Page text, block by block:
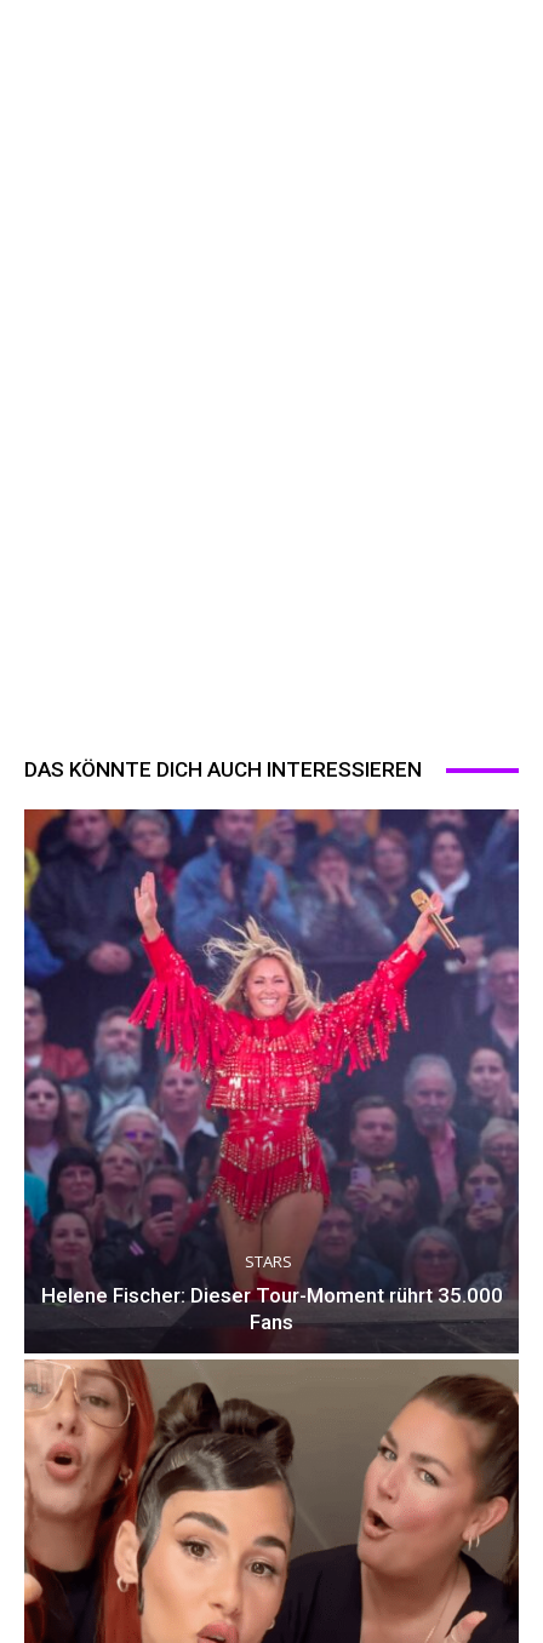
DAS KÖNNTE DICH AUCH INTERESSIEREN
STARS
Helene Fischer: Dieser Tour-Moment rührt 35.000
Fans